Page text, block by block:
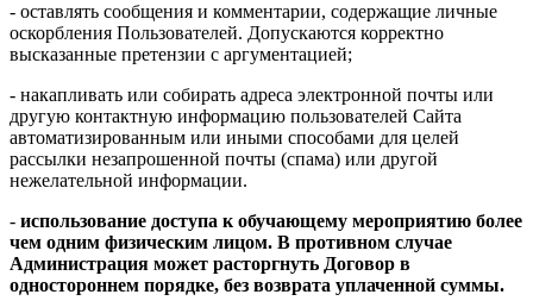
- оставлять сообщения и комментарии, содержащие личные
оскорбления Пользователей. Допускаются корректно
высказанные претензии с аргументацией;
- накапливать или собирать адреса электронной почты или
другую контактную информацию пользователей Сайта
автоматизированным или иными способами для целей
рассылки незапрошенной почты (спама) или другой
нежелательной информации.
- использование доступа к обучающему мероприятию более
чем одним физическим лицом. В противном случае
Администрация может расторгнуть Договор в
одностороннем порядке, без возврата уплаченной суммы.